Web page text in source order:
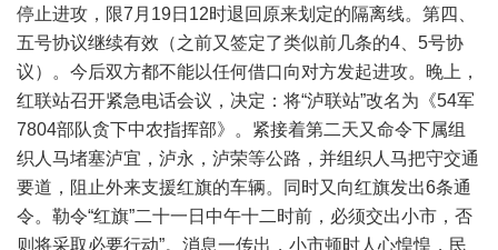
停止进攻，限7月19日12时退回原来划定的隔离线。第四、
五号协议继续有效（之前又签定了类似前几条的4、5号协
议）。今后双方都不能以任何借口向对方发起进攻。晚上，
红联站召开紧急电话会议，决定：将“泸联站”改名为《54军
7804部队贪下中农指挥部》。紧接着第二天又命令下属组
织人马堵塞泸宜，泸永，泸荣等公路，并组织人马把守交通
要道，阻止外来支援红旗的车辆。同时又向红旗发出6条通
令。勒令“红旗”二十一日中午十二时前，必须交出小市，否
则将采取必要行动”。消息一传出，小市顿时人心惶惶，民